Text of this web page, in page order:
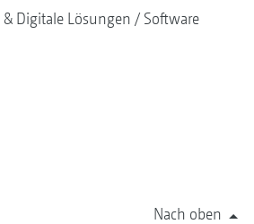
& Digitale Lösungen
Software
Nach oben